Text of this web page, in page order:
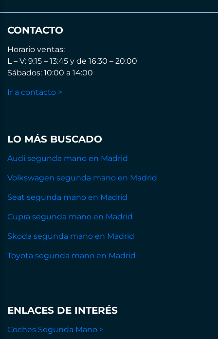
CONTACTO
Horario ventas:
L – V: 9:15 – 13:45 y de 16:30 – 20:00
Sábados: 10:00 a 14:00
Ir a contacto >
LO MÁS BUSCADO
Audi segunda mano en Madrid
Volkswagen segunda mano en Madrid
Seat segunda mano en Madrid
Cupra segunda mano en Madrid
Skoda segunda mano en Madrid
Toyota segunda mano en Madrid
ENLACES DE INTERÉS
Coches Segunda Mano >